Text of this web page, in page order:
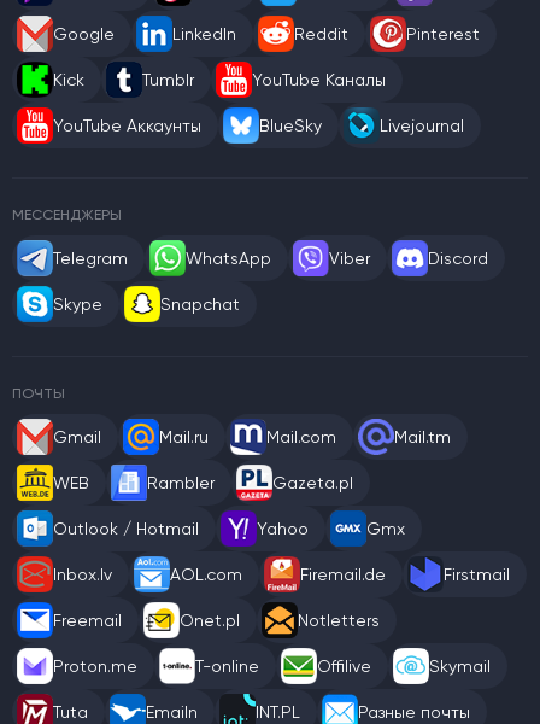
Google LinkedIn Reddit Pinterest
Kick Tumblr YouTube Каналы
YouTube Аккаунты BlueSky Livejournal
МЕССЕНДЖЕРЫ
Telegram WhatsApp Viber Discord
Skype Snapchat
ПОЧТЫ
Gmail Mail.ru Mail.com Mail.tm
WEB Rambler Gazeta.pl
Outlook / Hotmail Yahoo Gmx
Inbox.lv AOL.com Firemail.de Firstmail
Freemail Onet.pl Notletters
Proton.me T-online Offilive Skymail
Tuta Emailn INT.PL Разные почты